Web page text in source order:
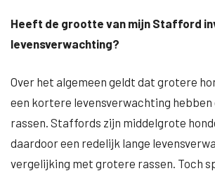
Heeft de grootte van mijn Stafford
levensverwachting?
Over het algemeen geldt dat grotere
een kortere levensverwachting hebben
rassen. Staffords zijn middelgrote
daardoor een redelijk lange
vergelijking met grotere rassen. Toch